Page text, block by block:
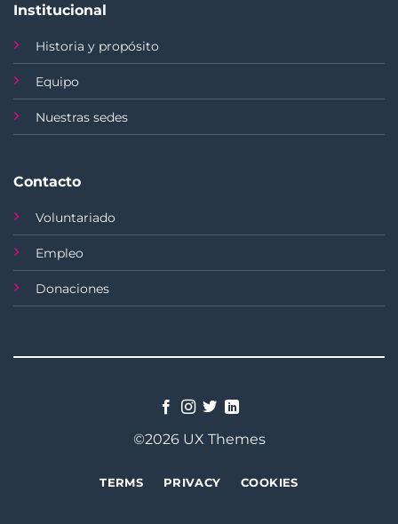
Institucional
Historia y propósito
Equipo
Nuestras sedes
Contacto
Voluntariado
Empleo
Donaciones
©2026 UX Themes
TERMS PRIVACY COOKIES